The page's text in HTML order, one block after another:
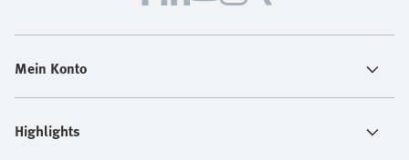
Mein Konto
Highlights